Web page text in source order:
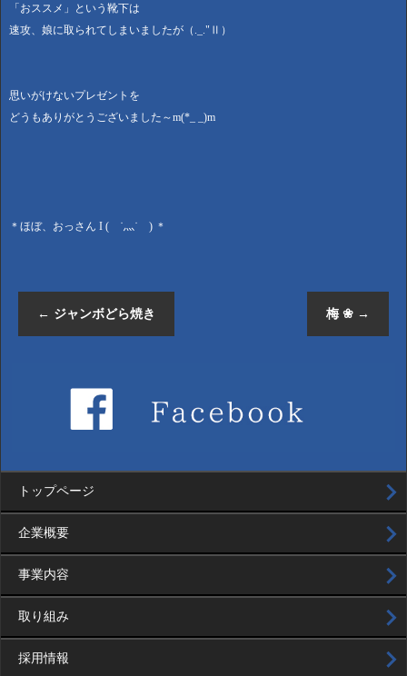
「おススメ」という靴下は
速攻、娘に取られてしまいましたが（._."Ⅱ）
思いがけないプレゼントを
どうもありがとうございました～m(*_ _)m
＊ほぼ、おっさん I ( ˙灬˙ ) ＊
← ジャンボどら焼き 梅 ❀ →
トップページ
企業概要
事業内容
取り組み
採用情報